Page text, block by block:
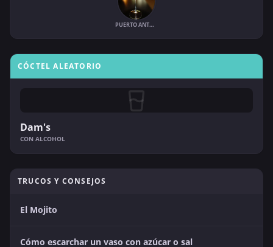
PUERTO ANTONIO
CÓCTEL ALEATORIO
Dam's
CON ALCOHOL
TRUCOS Y CONSEJOS
El Mojito
Cómo escarchar un vaso con azúcar o sal